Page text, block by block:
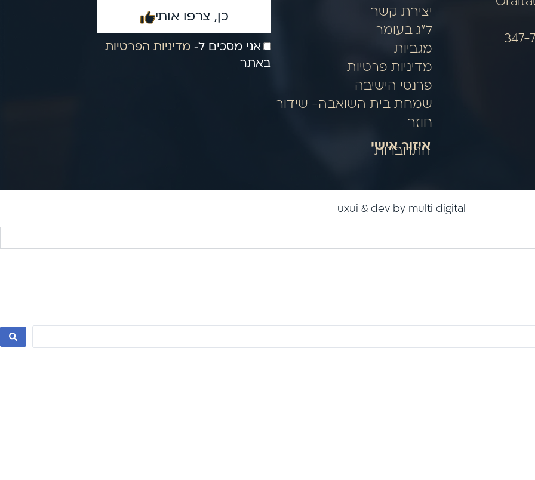
יצירת קשר
ל"ג בעומר
מגביות
מדיניות פרטיות
פרנסי הישיבה
שמחת בית השואבה- שידור
חוזר
איזור אישי
התחברות
אני מסכים ל‑מדיניות הפרטיות
באתר
כן, צרפו אותי
uxui & dev by multi digital